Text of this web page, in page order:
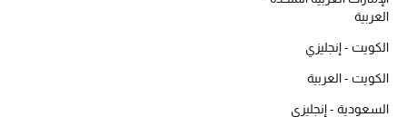
أحذية للأطفال
العربية
الكويت - إنجليزي
الكويت - العربية
السعودية - إنجليزي